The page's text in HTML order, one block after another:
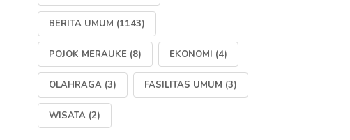
BERITA UMUM (1143)
POJOK MERAUKE (8) EKONOMI (4)
OLAHRAGA (3) FASILITAS UMUM (3)
WISATA (2)